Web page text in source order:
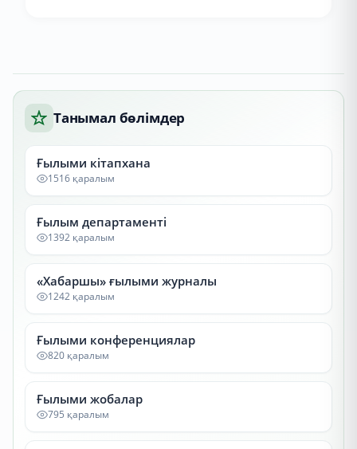
Танымал бөлімдер
Ғылыми кітапхана
1516 қаралым
Ғылым департаменті
1392 қаралым
«Хабаршы» ғылыми журналы
1242 қаралым
Ғылыми конференциялар
820 қаралым
Ғылыми жобалар
795 қаралым